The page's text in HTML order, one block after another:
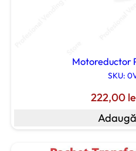
Motoreductor
SKU:
222,00